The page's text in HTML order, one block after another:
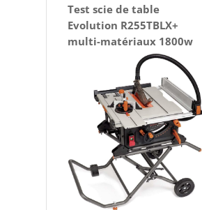
Test scie de table
Evolution R255TBLX+
multi-matériaux 1800w